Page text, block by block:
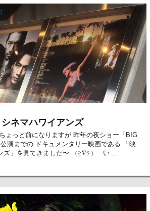
シネマハワイアンズ
ょっと前になりますが 昨年の夜ショー「BIG
演までの ドキュメンタリー映画である 「映
ズ」を見てきました〜 （≧∇≦） い ...